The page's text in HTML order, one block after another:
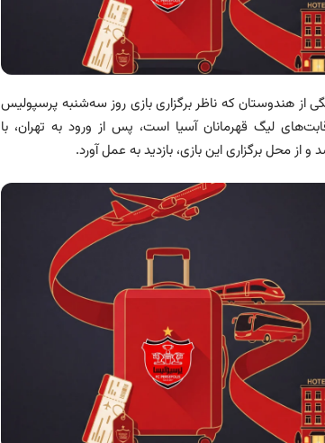
هندوستان که ناظر برگزاری بازی روز سه‌شنبه پرسپولیس
لیگ قهرمانان آسیا است، پس از ورود به تهران، با
از محل برگزاری این بازی، بازدید به عمل آورد.